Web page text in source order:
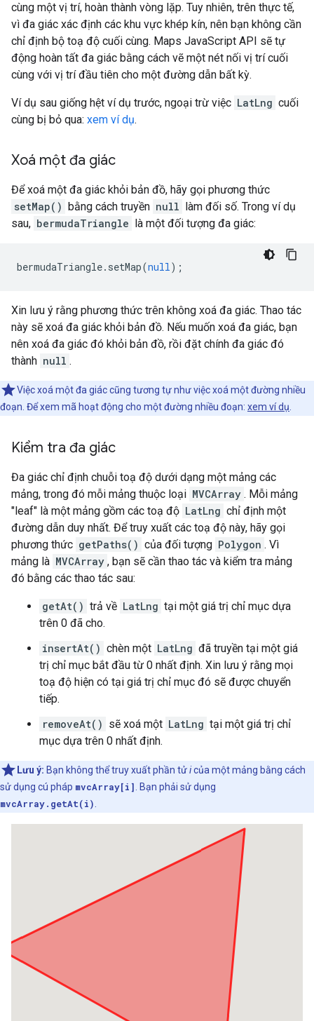
cùng một vị trí, hoàn thành vòng lặp. Tuy nhiên, trên thực tế,
vì đa giác xác định các khu vực khép kín, nên bạn không cần
chỉ định bộ toạ độ cuối cùng. Maps JavaScript API sẽ tự
động hoàn tất đa giác bằng cách vẽ một nét nối vị trí cuối
cùng với vị trí đầu tiên cho một đường dẫn bất kỳ.
Ví dụ sau giống hệt ví dụ trước, ngoại trừ việc LatLng cuối
cùng bị bỏ qua: xem ví dụ.
Xoá một đa giác
Để xoá một đa giác khỏi bản đồ, hãy gọi phương thức
setMap()
bằng cách truyền null
làm đối số. Trong ví dụ
sau, bermudaTriangle là một đối tượng đa giác:
bermudaTriangle. setMap(null);
Xin lưu ý rằng phương thức trên không xoá đa giác. Thao tác
này sẽ xoá đa giác khỏi bản đồ. Nếu muốn xoá đa giác, bạn
nên xoá đa giác đó khỏi bản đồ, rồi đặt chính đa giác đó
thành null .
Việc xoá một đa giác cũng tương tự như việc xoá một đường nhiều
đoạn. Để xem mã hoạt động cho một đường nhiều đoạn: xem ví dụ.
Kiểm tra đa giác
Đa giác chỉ định chuỗi toạ độ dưới dạng một mảng các
mảng, trong đó mỗi mảng thuộc loại MVCArray . Mỗi mảng
"leaf" là một mảng gồm các toạ độ LatLng chỉ định một
đường dẫn duy nhất. Để truy xuất các toạ độ này, hãy gọi
phương thức getPaths() của đối tượng Polygon . Vì
mảng là MVCArray , bạn sẽ cần thao tác và kiểm tra mảng
đó bằng các thao tác sau:
getAt() trả về LatLng tại một giá trị chỉ mục dựa
trên 0 đã cho.
insertAt() chèn một LatLng đã truyền tại một giá
trị chỉ mục bắt đầu từ 0 nhất định. Xin lưu ý rằng mọi
toạ độ hiện có tại giá trị chỉ mục đó sẽ được chuyển
tiếp.
removeAt() sẽ xoá một LatLng tại một giá trị chỉ
mục dựa trên 0 nhất định.
Lưu ý: Bạn không thể truy xuất phần tửicủa một mảng bằng cách
sử dụng cú pháp mvcArray[i]. Bạn phải sử dụng
mvcArray.getAt(i).